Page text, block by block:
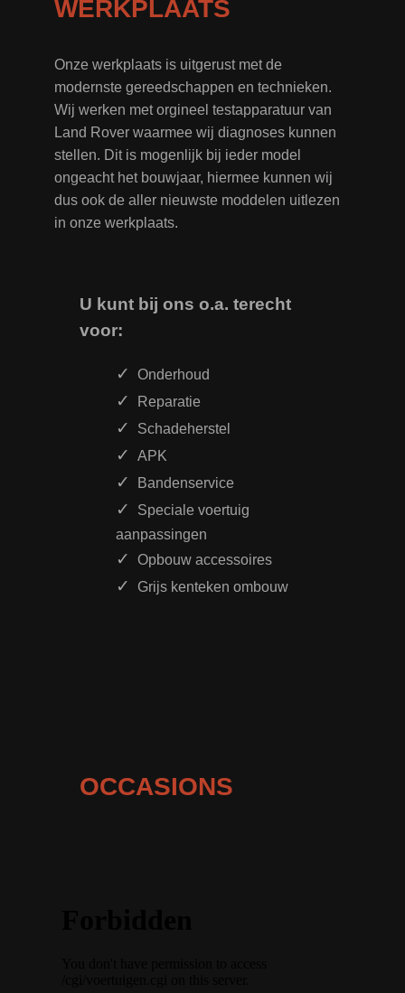
WERKPLAATS
Onze werkplaats is uitgerust met de
modernste gereedschappen en technieken.
Wij werken met orgineel testapparatuur van
Land Rover waarmee wij diagnoses kunnen
stellen. Dit is mogenlijk bij ieder model
ongeacht het bouwjaar, hiermee kunnen wij
dus ook de aller nieuwste moddelen uitlezen
in onze werkplaats.
U kunt bij ons o.a. terecht
voor:
Onderhoud
Reparatie
Schadeherstel
APK
Bandenservice
Speciale voertuig
aanpassingen
Opbouw accessoires
Grijs kenteken ombouw
OCCASIONS